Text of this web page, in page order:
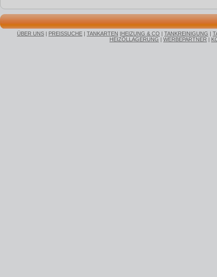
ÜBER UNS | PREISSUCHE | TANKARTEN |HEIZUNG & CO | TANKREINIGUNG |
HEIZÖLLAGERUNG | WERBEPARTNER |